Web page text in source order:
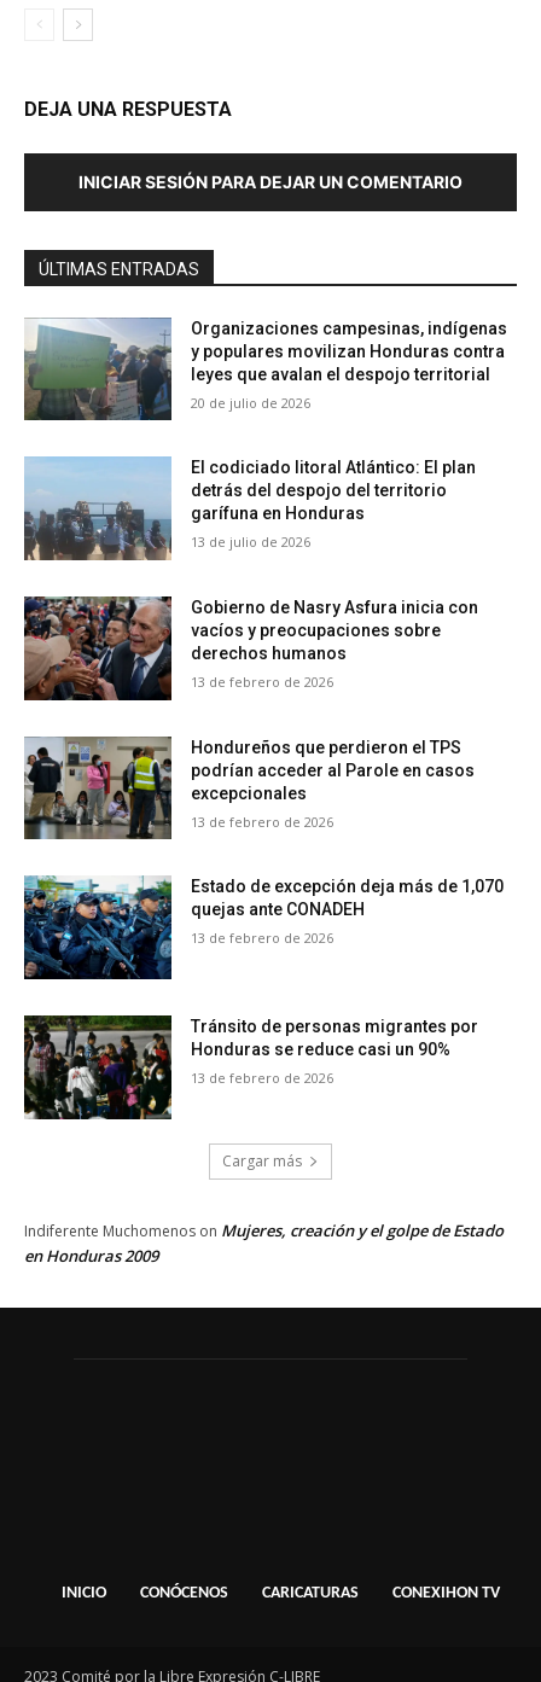
DEJA UNA RESPUESTA
INICIAR SESIÓN PARA DEJAR UN COMENTARIO
ÚLTIMAS ENTRADAS
Organizaciones campesinas, indígenas
y populares movilizan Honduras contra
leyes que avalan el despojo territorial
20 de julio de 2026
El codiciado litoral Atlántico: El plan
detrás del despojo del territorio
garífuna en Honduras
13 de julio de 2026
Gobierno de Nasry Asfura inicia con
vacíos y preocupaciones sobre
derechos humanos
13 de febrero de 2026
Hondureños que perdieron el TPS
podrían acceder al Parole en casos
excepcionales
13 de febrero de 2026
Estado de excepción deja más de 1,070
quejas ante CONADEH
13 de febrero de 2026
Tránsito de personas migrantes por
Honduras se reduce casi un 90%
13 de febrero de 2026
Cargar más
Indiferente Muchomenos on Mujeres, creación y el golpe de Estado
en Honduras 2009
INICIO CONÓCENOS CARICATURAS CONEXIHON TV
2023 Comité por la Libre Expresión C-LIBRE